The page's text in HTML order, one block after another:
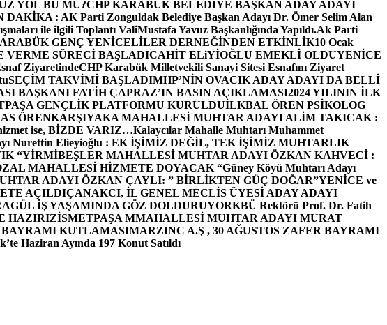
YOL BU MU?CHP KARABÜK BELEDİYE BAŞKAN ADAY ADAYI
DAKİKA : AK Parti Zonguldak Belediye Başkan Adayı Dr. Ömer Selim Alan
ile ilgili Toplantı ValiMustafa Yavuz Başkanlığında Yapıldı.Ak Parti
GENÇ YENİCELİLER DERNEĞİNDEN ETKİNLİK10 Ocak
VERME SÜRECİ BAŞLADICAHİT ELiYİOĞLU EMEKLİ OLDUYENİCE
ZiyaretindeCHP Karabük Milletvekili Sanayi Sitesi Esnafını Ziyaret
SEÇİM TAKVİMİ BAŞLADIMHP’NİN OVACIK ADAY ADAYI DA BELLİ
BAŞKANI FATİH ÇAPRAZ’IN BASIN AÇIKLAMASI2024 YILININ İLK
GENÇLİK PLATFORMU KURULDUİLKBAL ÖREN PSİKOLOG
ÖRENKARŞIYAKA MAHALLESİ MUHTAR ADAYI ALİM TAKICAK :
ise, BİZDE VARIZ…Kalaycılar Mahalle Muhtarı Muhammet
Nurettin Elieyioğlu : EK İŞİMİZ DEĞİL, TEK İŞİMİZ MUHTARLIK
“YİRMİBEŞLER MAHALLESİ MUHTAR ADAYI ÖZKAN KAHVECİ :
MAHALLESİ HİZMETE DOYACAK “Güney Köyü Muhtarı Adayı
ADAYI ÖZKAN ÇAYLI: ” BİRLİKTEN GÜÇ DOĞAR”YENİCE ve
AÇILDIÇANAKCI, İL GENEL MECLİS ÜYESİ ADAY ADAYI
İŞ YAŞAMINDA GÖZ DOLDURUYORKBÜ Rektörü Prof. Dr. Fatih
HAZIRIZİSMETPAŞA MMAHALLESİ MUHTAR ADAYI MURAT
BAYRAMI KUTLAMASIMARZINC A.Ş , 30 AĞUSTOS ZAFER BAYRAMI
Haziran Ayında 197 Konut Satıldı